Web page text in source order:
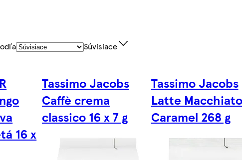
Súvisiace
16 x
Tassimo Jacobs
Caffè crema
classico 16 x 7 g
Tassimo Jacobs
Latte Macchiato
Caramel 268 g